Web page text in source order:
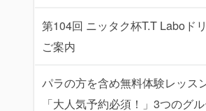
第104回 ニッタク杯T.T Laboド
ご案内
パラの方を含め無料体験レッス
「大人気予約必須！」3つのグ